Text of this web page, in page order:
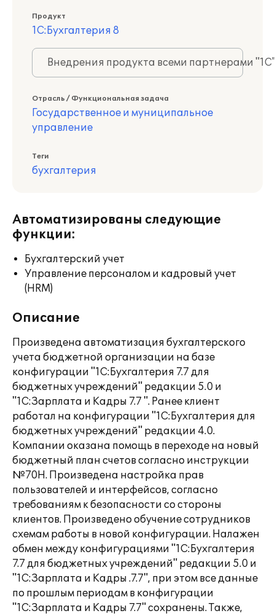
Продукт
1С:Бухгалтерия 8
Внедрения продукта всеми партнерами
Отрасль / Функциональная задача
Государственное и муниципальное
управление
Теги
бухгалтерия
Автоматизированы следующие
функции:
Бухгалтерский учет
Управление персоналом и кадровый учет
(HRM)
Описание
Произведена автоматизация бухгалтерского
учета бюджетной организации на базе
конфигурации "1С:Бухгалтерия 7.7 для
бюджетных учреждений" редакции 5.0 и
"1С:Зарплата и Кадры 7.7 ". Ранее клиент
работал на конфигурации "1С:Бухгалтерия для
бюджетных учреждений" редакции 4.0.
Компании оказана помощь в переходе на новый
бюджетный план счетов согласно инструкции
№70Н. Произведена настройка прав
пользователей и интерфейсов, согласно
требованиям к безопасности со стороны
клиентов. Произведено обучение сотрудников
схемам работы в новой конфигурации. Налажен
обмен между конфигурациями "1С:Бухгалтерия
7.7 для бюджетных учреждений" редакции 5.0 и
"1С:Зарплата и Кадры .7.7", при этом все данные
по прошлым периодам в конфигурации
"1С:Зарплата и Кадры 7.7" сохранены. Также,